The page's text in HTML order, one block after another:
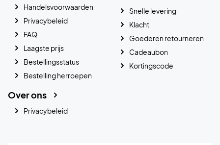
Handelsvoorwaarden
Privacybeleid
FAQ
Laagste prijs
Bestellingsstatus
Bestelling herroepen
Snelle levering
Klacht
Goederen retourneren
Cadeaubon
Kortingscode
Over ons
Privacybeleid